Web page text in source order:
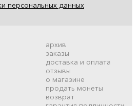
персональных данных
архив
заказы
доставка и оплата
отзывы
о магазине
продать монеты
возврат